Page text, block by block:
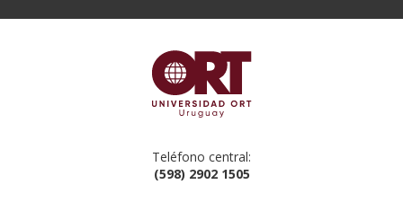
Teléfono central:
(598) 2902 1505